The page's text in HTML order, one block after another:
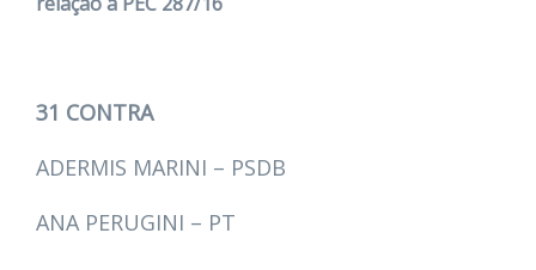
31 CONTRA
ADERMIS MARINI – PSDB
ANA PERUGINI – PT